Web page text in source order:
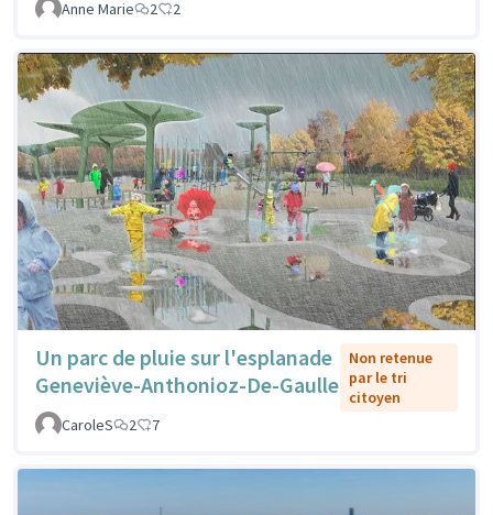
Anne Marie 2 2
Un parc de pluie sur l'esplanade
Geneviève-Anthonioz-De-Gaulle
Non retenue
par le tri
citoyen
CaroleS
2 7